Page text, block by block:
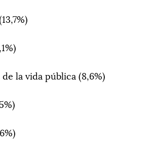
la vida pública (8,6%)